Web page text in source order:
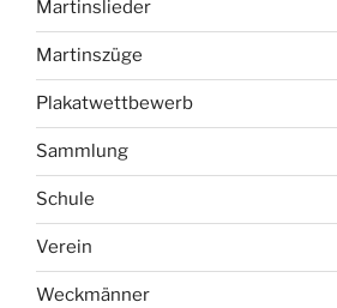
Martinslieder
Martinszüge
Plakatwettbewerb
Sammlung
Schule
Verein
Weckmänner